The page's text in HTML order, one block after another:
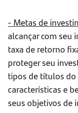
- Metas de
alcançar com seu
taxa de retorno
proteger seu
tipos de títulos do
características e
seus objetivos de